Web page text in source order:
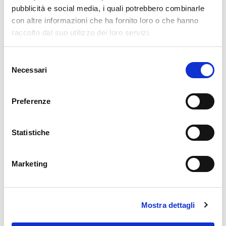
pubblicità e social media, i quali potrebbero combinarle
con altre informazioni che ha fornito loro o che hanno
raccolto dal suo utilizzo dei loro servizi.
delNecessari
Preferenze
Statistiche
Marketing
Mostra dettagli